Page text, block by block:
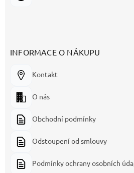
INFORMACE O NÁKUPU
Kontakt
O nás
Obchodní podmínky
Odstoupení od smlouvy
Podmínky ochrany osobních